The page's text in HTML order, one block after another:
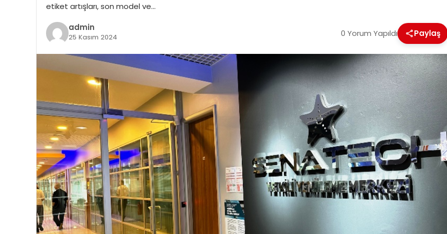
etiket artışları, son model ve…
admin
25 Kasım 2024 0 Yorum Yapıldı Paylaş